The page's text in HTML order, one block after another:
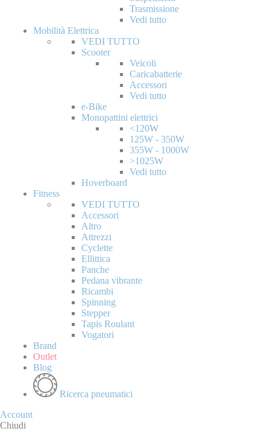
Trasmissione
Vedi tutto
Mobilità Elettrica
VEDI TUTTO
Scooter
Veicoli
Caricabatterie
Accessori
Vedi tutto
e-Bike
Monopattini elettrici
<120W
125W - 350W
355W - 1000W
>1025W
Vedi tutto
Hoverboard
Fitness
VEDI TUTTO
Accessori
Altro
Attrezzi
Cyclette
Ellittica
Panche
Pedana vibrante
Ricambi
Spinning
Stepper
Tapis Roulant
Vogatori
Brand
Outlet
Blog
Ricerca pneumatici
Account
Chiudi